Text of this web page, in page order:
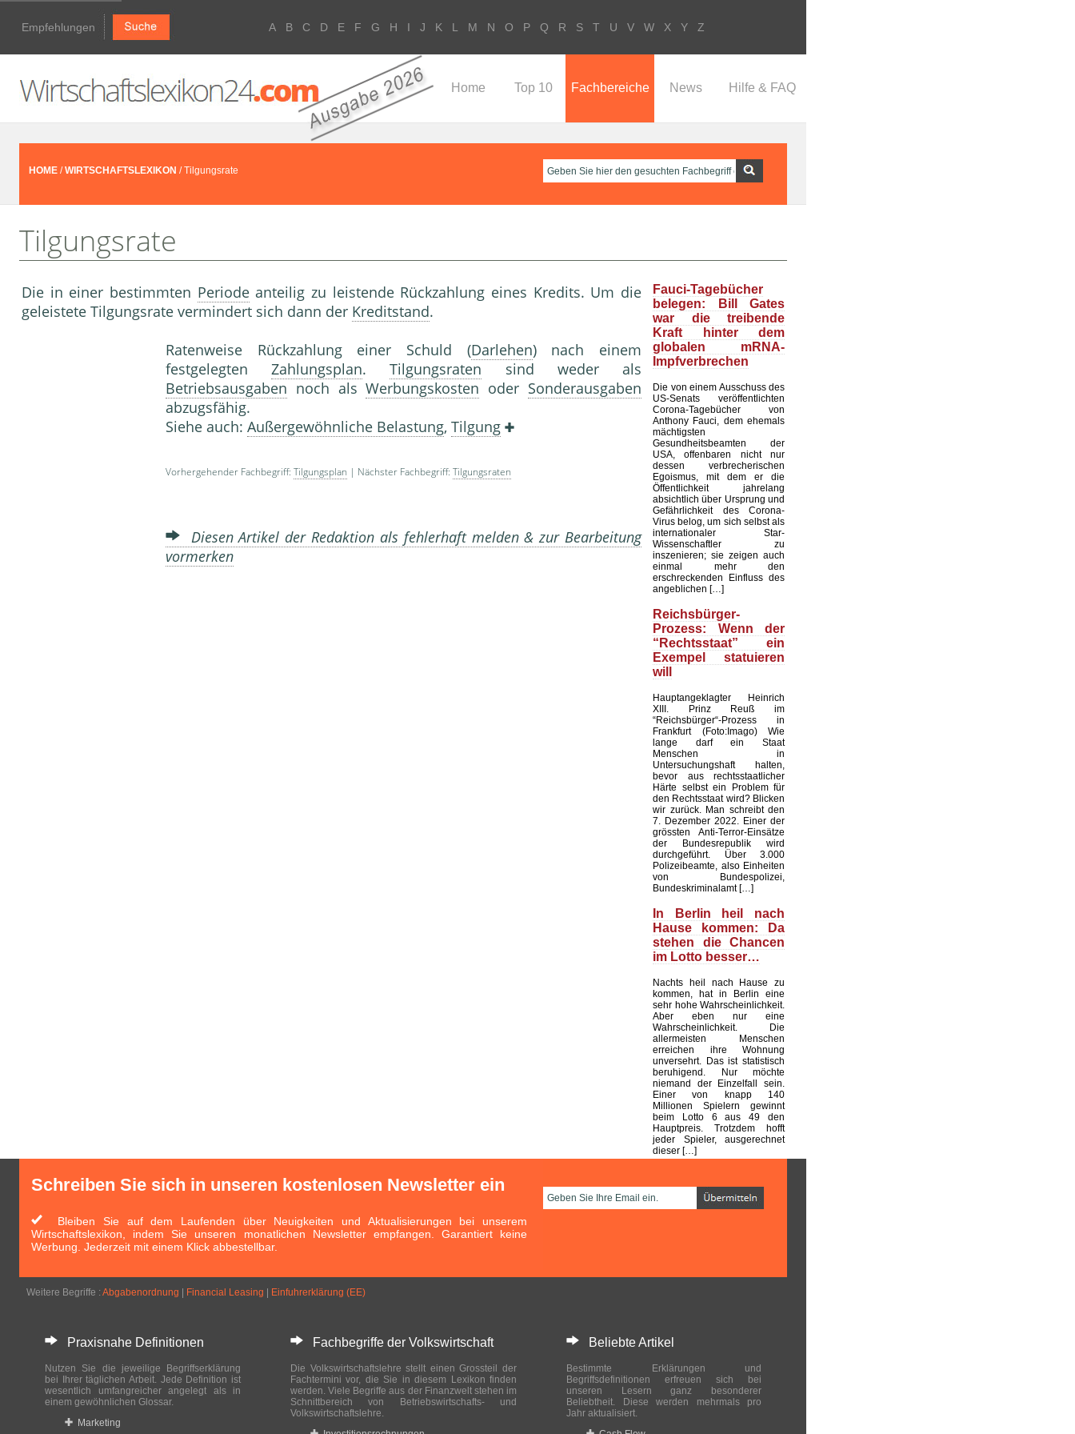
Empfehlungen A B C D E F G H I J K L M N O P Q R S T U V W X Y Z
Home Top 10 Fachbereiche News Hilfe & FAQ
HOME /WIRTSCHAFTSLEXIKON / Tilgungsrate
Tilgungsrate
Die in einer bestimmten Periodeanteilig zu leistende Rückzahlung eines Kredits. Um die
geleistete Tilgungsrate vermindert sich dann der Kreditstand.
Ratenweise Rückzahlung einer Schuld (Darlehen) nach einem
festgelegtenZahlungsplan.Tilgungsraten sind weder als
Betriebsausgaben noch alsWerbungskosten oder Sonderausgaben
abzugsfähig.
Siehe auch: Außergewöhnliche Belastung, Tilgung
Vorhergehender Fachbegriff: Tilgungsplan | Nächster Fachbegriff: Tilgungsraten
Diesen Artikel der Redaktion als fehlerhaft melden & zur Bearbeitung
vormerken
Fauci-Tagebücher
belegen: Bill Gates
war die treibende
Kraft hinter dem
globalen mRNA-
Impfverbrechen
Die von einem Ausschuss des
US-Senats veröffentlichten
Corona-Tagebücher von
Anthony Fauci, dem ehemals
mächtigsten
Gesundheitsbeamten der
USA, offenbaren nicht nur
dessen verbrecherischen
Egoismus, mit dem er die
Öffentlichkeit jahrelang
absichtlich über Ursprung und
Gefährlichkeit des Corona-
Virus belog, um sich selbst als
internationaler Star-
Wissenschaftler zu
inszenieren; sie zeigen auch
einmal mehr den
erschreckenden Einfluss des
angeblichen […]
Reichsbürger-
Prozess: Wenn der
“Rechtsstaat” ein
Exempel statuieren
will
Hauptangeklagter Heinrich
XIII. Prinz Reuß im
“Reichsbürger“-Prozess in
Frankfurt (Foto:Imago) Wie
lange darf ein Staat
Menschen in
Untersuchungshaft halten,
bevor aus rechtsstaatlicher
Härte selbst ein Problem für
den Rechtsstaat wird? Blicken
wir zurück. Man schreibt den
7. Dezember 2022. Einer der
grössten Anti-Terror-Einsätze
der Bundesrepublik wird
durchgeführt. Über 3.000
Polizeibeamte, also Einheiten
von Bundespolizei,
Bundeskriminalamt […]
In Berlin heil nach
Hause kommen: Da
stehen die Chancen
im Lotto besser…
Nachts heil nach Hause zu
kommen, hat in Berlin eine
sehr hohe Wahrscheinlichkeit.
Aber eben nur eine
Wahrscheinlichkeit. Die
allermeisten Menschen
erreichen ihre Wohnung
unversehrt. Das ist statistisch
beruhigend. Nur möchte
niemand der Einzelfall sein.
Einer von knapp 140
Millionen Spielern gewinnt
beim Lotto 6 aus 49 den
Hauptpreis. Trotzdem hofft
jeder Spieler, ausgerechnet
dieser […]
Schreiben Sie sich in unseren kostenlosen Newsletter ein
Bleiben Sie auf dem Laufenden über Neuigkeiten und Aktualisierungen bei unserem
Wirtschaftslexikon, indem Sie unseren monatlichen Newsletter empfangen. Garantiert keine
Werbung. Jederzeit mit einem Klick abbestellbar.
Weitere Begriffe : Abgabenordnung Financial Leasing Einfuhrerklärung (EE)
Praxisnahe Definitionen
Nutzen Sie die jeweilige Begriffserklärung
bei Ihrer täglichen Arbeit. Jede Definition ist
wesentlich umfangreicher angelegt als in
einem gewöhnlichen Glossar.
Marketing
Fachbegriffe der Volkswirtschaft
Die Volkswirtschaftslehre stellt einen Grossteil der
Fachtermini vor, die Sie in diesem Lexikon finden
werden. Viele Begriffe aus der Finanzwelt stehen im
Schnittbereich von Betriebswirtschafts- und
Volkswirtschaftslehre.
Beliebte Artikel
Bestimmte Erklärungen und
Begriffsdefinitionen erfreuen sich bei
unseren Lesern ganz besonderer
Beliebtheit. Diese werden mehrmals pro
Jahr aktualisiert.